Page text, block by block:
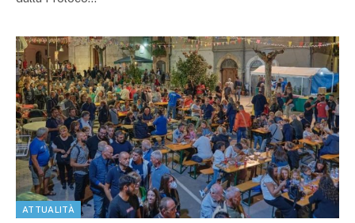
ATTUALITÀ